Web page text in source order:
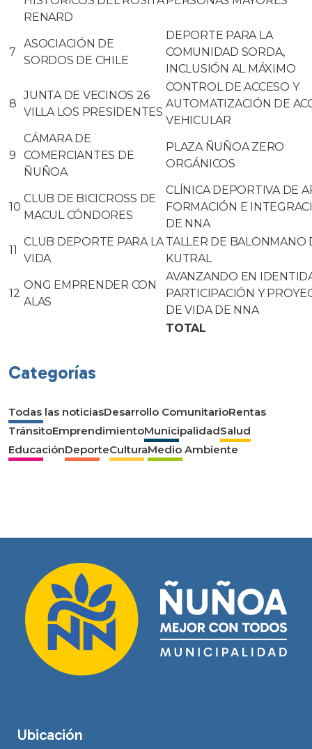
RENARD
7
ASOCIACIÓN DE
SORDOS DE CHILE
DEPORTE PARA LA
COMUNIDAD SORDA,
INCLUSIÓN AL MÁXIMO
8
JUNTA DE VECINOS 26
VILLA LOS PRESIDENTES
CONTROL DE ACCESO Y
AUTOMATIZACIÓN DE
VEHICULAR
9
CÁMARA DE
COMERCIANTES DE
ÑUÑOA
PLAZA ÑUÑOA ZERO
ORGÁNICOS
10
CLUB DE BICICROSS DE
MACUL CÓNDORES
CLÍNICA DEPORTIVA DE
FORMACIÓN E
DE NNA
11
CLUB DEPORTE PARA LA
VIDA
TALLER DE BALONMANO
KUTRAL
12
ONG EMPRENDER CON
ALAS
AVANZANDO EN
PARTICIPACIÓN Y
DE VIDA DE NNA
TOTAL
Categorías
Todas las noticiasDesarrollo ComunitarioRentas
TránsitoEmprendimientoMunicipalidadSalud
EducaciónDeporteCulturaMedio Ambiente
Ubicación